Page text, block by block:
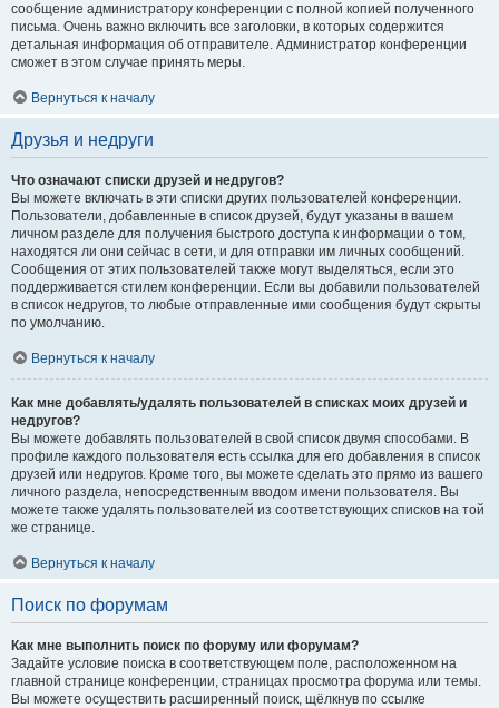
сообщение администратору конференции с полной копией полученного
письма. Очень важно включить все заголовки, в которых содержится
детальная информация об отправителе. Администратор конференции
сможет в этом случае принять меры.
Вернуться к началу
Друзья и недруги
Что означают списки друзей и недругов?
Вы можете включать в эти списки других пользователей конференции.
Пользователи, добавленные в список друзей, будут указаны в вашем
личном разделе для получения быстрого доступа к информации о том,
находятся ли они сейчас в сети, и для отправки им личных сообщений.
Сообщения от этих пользователей также могут выделяться, если это
поддерживается стилем конференции. Если вы добавили пользователей
в список недругов, то любые отправленные ими сообщения будут скрыты
по умолчанию.
Вернуться к началу
Как мне добавлять/удалять пользователей в списках моих друзей и
недругов?
Вы можете добавлять пользователей в свой список двумя способами. В
профиле каждого пользователя есть ссылка для его добавления в список
друзей или недругов. Кроме того, вы можете сделать это прямо из вашего
личного раздела, непосредственным вводом имени пользователя. Вы
можете также удалять пользователей из соответствующих списков на той
же странице.
Вернуться к началу
Поиск по форумам
Как мне выполнить поиск по форуму или форумам?
Задайте условие поиска в соответствующем поле, расположенном на
главной странице конференции, страницах просмотра форума или темы.
Вы можете осуществить расширенный поиск, щёлкнув по ссылке